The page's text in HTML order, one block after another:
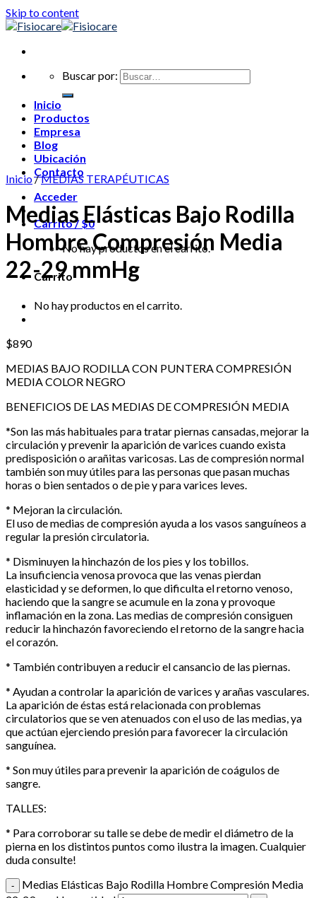
Skip to content
Buscar por:
Inicio
Productos
Empresa
Blog
Ubicación
Contacto
Acceder
Carrito /$0
No hay productos en el carrito.
Carrito
No hay productos en el carrito.
Inicio/MEDIAS TERAPÉUTICAS
Medias Elásticas Bajo Rodilla
Hombre Compresión Media
22-29 mmHg
$890
MEDIAS BAJO RODILLA CON PUNTERA COMPRESIÓN
MEDIA COLOR NEGRO
BENEFICIOS DE LAS MEDIAS DE COMPRESIÓN MEDIA
*Son las más habituales para tratar piernas cansadas, mejorar la
circulación y prevenir la aparición de varices cuando exista
predisposición o arañitas varicosas. Las de compresión normal
también son muy útiles para las personas que pasan muchas
horas o bien sentados o de pie y para varices leves.
* Mejoran la circulación.
El uso de medias de compresión ayuda a los vasos sanguíneos a
regular la presión circulatoria.
* Disminuyen la hinchazón de los pies y los tobillos.
La insuficiencia venosa provoca que las venas pierdan
elasticidad y se deformen, lo que dificulta el retorno venoso,
haciendo que la sangre se acumule en la zona y provoque
inflamación en la zona. Las medias de compresión consiguen
reducir la hinchazón favoreciendo el retorno de la sangre hacia
el corazón.
* También contribuyen a reducir el cansancio de las piernas.
* Ayudan a controlar la aparición de varices y arañas vasculares.
La aparición de éstas está relacionada con problemas
circulatorios que se ven atenuados con el uso de las medias, ya
que actúan ejerciendo presión para favorecer la circulación
sanguínea.
* Son muy útiles para prevenir la aparición de coágulos de
sangre.
TALLES:
* Para corroborar su talle se debe de medir el diámetro de la
pierna en los distintos puntos como ilustra la imagen. Cualquier
duda consulte!
Medias Elásticas Bajo Rodilla Hombre Compresión Media